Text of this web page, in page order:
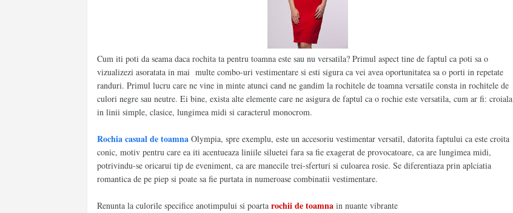
Cum iti poti da seama daca rochita ta pentru toamna este sau nu versatila? Primul aspect tine de faptul ca poti sa o
vizualizezi asoratata in mai multe combo-uri vestimentare si esti sigura ca vei avea oportunitatea sa o porti in repetate
randuri. Primul lucru care ne vine in minte atunci cand ne gandim la rochitele de toamna versatile consta in rochitele de
culori negre sau neutre. Ei bine, exista alte elemente care ne asigura de faptul ca o rochie este versatila, cum ar fi: croiala
in linii simple, clasice, lungimea midi si caracterul monocrom.
Rochia casual de toamna Olympia, spre exemplu, este un accesoriu vestimentar versatil, datorita faptului ca este croita
conic, motiv pentru care ea iti acentueaza liniile siluetei fara sa fie exagerat de provocatoare, ca are lungimea midi,
potrivindu-se oricarui tip de eveniment, ca are manecile trei-sferturi si culoarea rosie. Se diferentiaza prin aplciatia
romantica de pe piep si poate sa fie purtata in numeroase combinatii vestimentare.
Renunta la culorile specifice anotimpului si poarta rochii de toamna in nuante vibrante